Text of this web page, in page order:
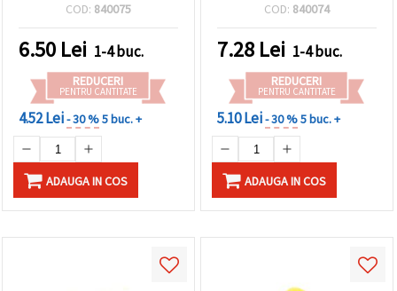
COD: 840075
6.50 Lei 1-4 buc.
REDUCERI
PENTRU CANTITATE
4.52 Lei- 30 %5 buc. +
ADAUGA IN COS
COD: 840074
7.28 Lei 1-4 buc.
REDUCERI
PENTRU CANTITATE
5.10 Lei- 30 %5 buc. +
ADAUGA IN COS